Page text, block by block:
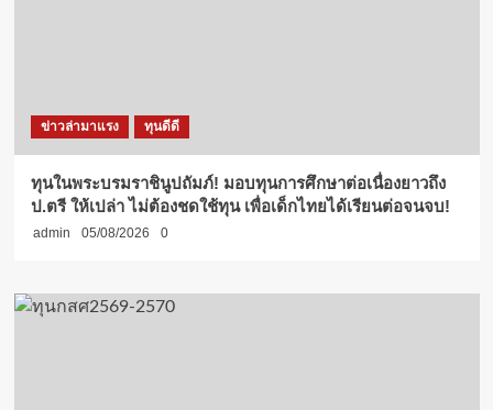
ข่าวล่ามาแรง ทุนดีดี
ทุนในพระบรมราชินูปถัมภ์! มอบทุนการศึกษาต่อเนื่องยาวถึง
ป.ตรี ให้เปล่า ไม่ต้องชดใช้ทุน เพื่อเด็กไทยได้เรียนต่อจนจบ!
admin 05/08/2026 0